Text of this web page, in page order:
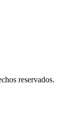
reservados.